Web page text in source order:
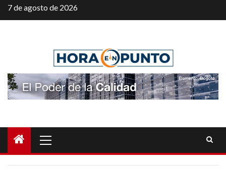
Saltar
al
7 de agosto de 2026
principal